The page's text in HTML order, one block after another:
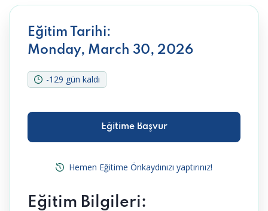
Eğitim Tarihi:
Monday, March 30, 2026
-129 gün kaldı
Eğitime Başvur
Hemen Eğitime Önkaydınızı yaptırınız!
Eğitim Bilgileri: